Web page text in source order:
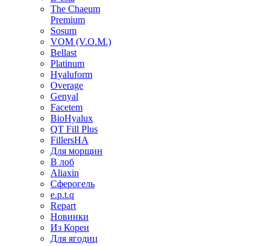
The Chaeum
Premium
Sosum
VOM (V.O.M.)
Bellast
Platinum
Hyaluform
Overage
Genyal
Facetem
BioHyalux
QT Fill Plus
FillersHA
Для морщин
В лоб
Aliaxin
Сферогель
e.p.t.q
Repart
Новинки
Из Кореи
Для ягодиц